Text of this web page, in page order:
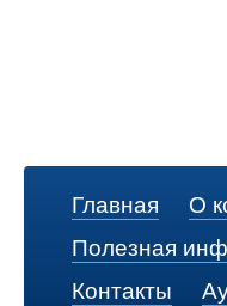
Главная
О
Полезная
Контакты